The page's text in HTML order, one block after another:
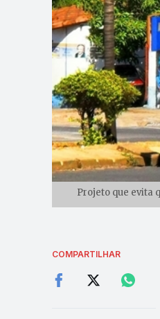
Projeto que evita
COMPARTILHAR